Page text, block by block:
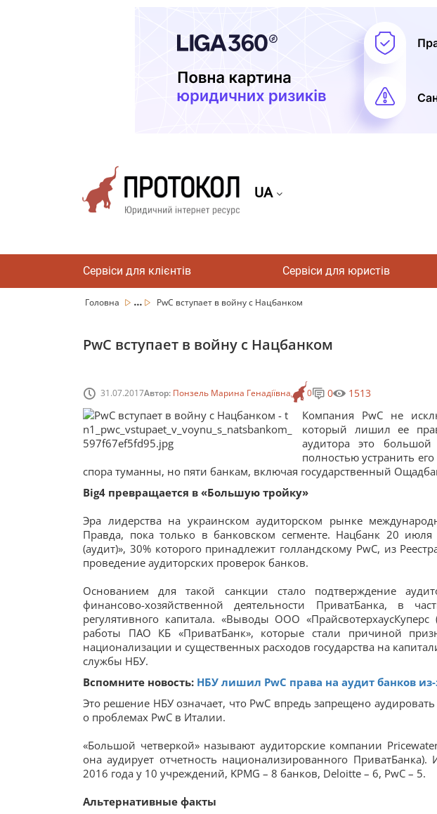
UA
Сервіси для клієнтів Сервіси для юристів
Головна ... PwC вступает в войну с Нацбанком
PwC вступает в войну с Нацбанком
31.07.2017Автор: Понзель Марина Генадіївна 0 0 1513
Компания PwC не
который лишил ее
аудитора это
полностью устранить
спора туманны, но пяти банкам, включая государственный
Big4 превращается в «Большую тройку»
Эра лидерства на украинском аудиторском рынке
Правда, пока только в банковском сегменте. Нацбанк 20
(аудит)», 30% которого принадлежит голландскому PwC, из
проведение аудиторских проверок банков.
Основанием для такой санкции стало подтверждение
финансово-хозяйственной деятельности ПриватБанка, в
регулятивного капитала. «Выводы ООО
работы ПАО КБ «ПриватБанк», которые стали причиной
национализации и существенных расходов государства на
службы НБУ.
Вспомните новость: НБУ лишил PwC права на аудит банков
Это решение НБУ означает, что PwC впредь запрещено
о проблемах PwC в Италии.
«Большой четверкой» называют аудиторские компании
она аудирует отчетность национализированного ПриватБанка).
2016 года у 10 учреждений, KPMG – 8 банков, Deloitte – 6, PwC – 5.
Альтернативные факты